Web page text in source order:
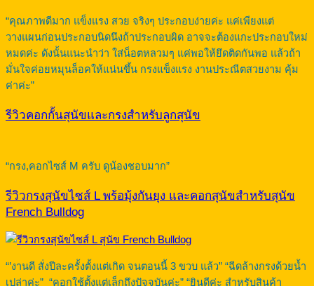
“คุณภาพดีมาก แข็งแรง สวย จริงๆ ประกอบง่ายค่ะ แค่เพียงแต่
วางแผนก่อนประกอบนิดนึงถ้าประกอบผิด อาจจะต้องแกะประกอบใหม่
หมดค่ะ ดังนั้นแนะนำว่า ใส่น็อตหลวมๆ แค่พอให้ยึดติดกันพอ แล้วถ้า
มั่นใจค่อยหมุนล็อคให้แน่นขึ้น กรงแข็งแรง งานประณีตสวยงาม คุ้ม
ค่าค่ะ”
รีวิวคอกกั้นสุนัขและกรงสำหรับลูกสุนัข
“กรง,คอกไซส์ M ครับ ดูน้องชอบมาก”
รีวิวกรงสุนัขไซส์ L พร้อมุ้งกันยุง และคอกสุนัขสำหรับสุนัข
French Bulldog
“’งานดี สั่งปีละครั้งตั้งแต่เกิด จนตอนนี้ 3 ขวบ แล้ว” “ฉีดล้างกรงด้วยน้ำ
เปล่าค่ะ” “คอกใช้ตั้งแต่เล็กถึงปัจจุบันค่ะ” “ยินดีค่ะ สำหรับสินค้า